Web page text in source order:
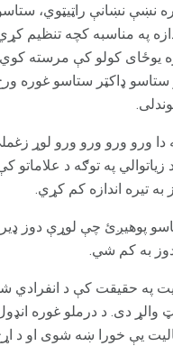
نښې نښانې راټیټوي،
په مناسبه کچه تنظیم
یوځای کولو کې مرسته
ډاکټر ستاسو غوره
دا ورو ورو ورو ورو لوړ
زیاتوالي په توګه د علاماتو
به تیره اندازه کم کړي.
پوهیږئ چې لوړې دوز
دوز به کم شي.
په حقیقت کې د انفرادي
والړ دی. د درملو غوره
یې خورا ښه شوی او د